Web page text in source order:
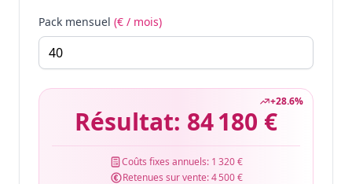
Pack mensuel (€ / mois)
+28.6%
Résultat: 84 180 €
Coûts fixes annuels: 1 320 €
Retenues sur vente:4 500 €